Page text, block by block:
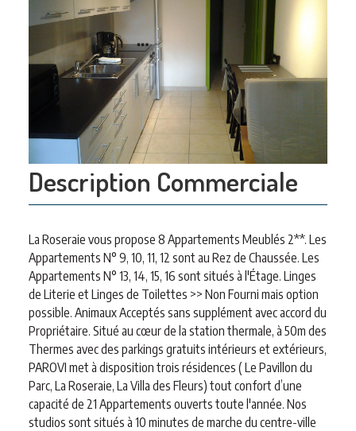
Description Commerciale
La Roseraie vous propose 8 Appartements Meublés 2**. Les
Appartements N° 9, 10, 11, 12 sont au Rez de Chaussée. Les
Appartements N° 13, 14, 15, 16 sont situés à l'Étage. Linges
de Literie et Linges de Toilettes >> Non Fourni mais option
possible. Animaux Acceptés sans supplément avec accord du
Propriétaire. Situé au cœur de la station thermale, à 50m des
Thermes avec des parkings gratuits intérieurs et extérieurs,
PAROVI met à disposition trois résidences ( Le Pavillon du
Parc, La Roseraie, La Villa des Fleurs) tout confort d’une
capacité de 21 Appartements ouverts toute l'année. Nos
studios sont situés à 10 minutes de marche du centre-ville